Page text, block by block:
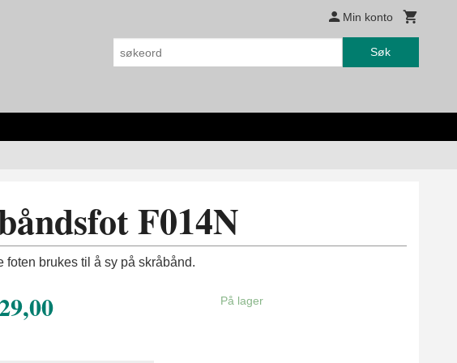
Min konto
Søk
F014N
foten brukes til å sy på skråbånd.
På lager